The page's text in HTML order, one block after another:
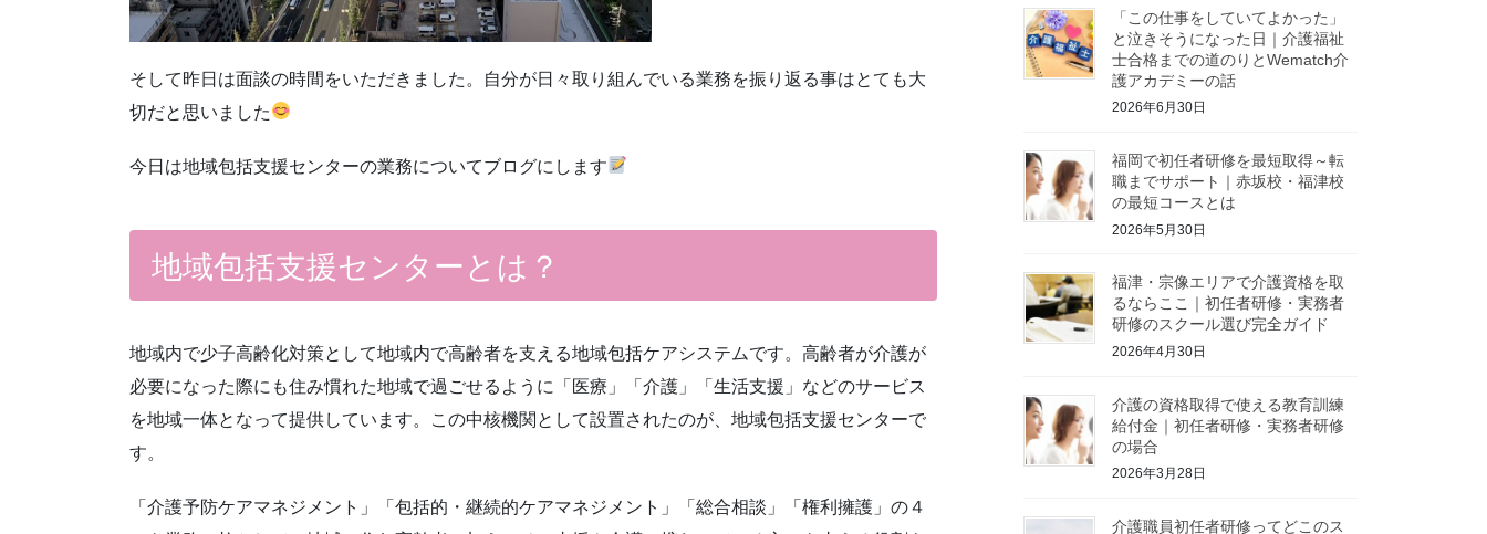
そして昨日は面談の時間をいただきました。自分が日々取り組んでいる業務を振り返る事はとても大
切だと思いました
今日は地域包括支援センターの業務についてブログにします
地域包括支援センターとは？
地域内で少子高齢化対策として地域内で高齢者を支える地域包括ケアシステムです。高齢者が介護が
必要になった際にも住み慣れた地域で過ごせるように「医療」「介護」「生活支援」などのサービス
を地域一体となって提供しています。この中核機関として設置されたのが、地域包括支援センターで
す。
「介護予防ケアマネジメント」「包括的・継続的ケアマネジメント」「総合相談」「権利擁護」の４
「この仕事をしていてよかった」
と泣きそうになった日｜介護福祉
士合格までの道のりとWematch介
護アカデミーの話
2026年6月30日
福岡で初任者研修を最短取得～転
職までサポート｜赤坂校・福津校
の最短コースとは
2026年5月30日
福津・宗像エリアで介護資格を取
るならここ｜初任者研修・実務者
研修のスクール選び完全ガイド
2026年4月30日
介護の資格取得で使える教育訓練
給付金｜初任者研修・実務者研修
の場合
2026年3月28日
介護職員初任者研修ってどこのス